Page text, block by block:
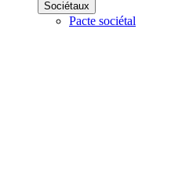
Sociétaux
Pacte sociétal